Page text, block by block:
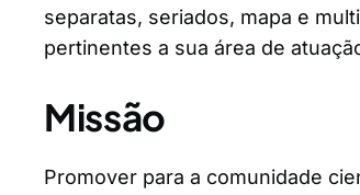
separatas, seriados, mapa e
pertinentes a sua área de
Missão
Promover para a comunidade